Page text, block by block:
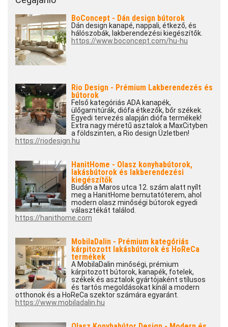
BoConcept - Dán design bútorok
Dán design kanapé, nappali, étkező, és
hálószobák, lakberendezési kiegészítők.
https://www.boconcept.com/hu-hu
Rio Design - Prémium Lakberendezés és
bútorok
Felső kategóriás ADA kanapék,
ülőgarnitúrák, diófa étkezők, bőr székek.
Egyedi tervezés alapján diófa termékek!
Extra nagy méretű asztalok a MaxCityben
a földszinten, a Rio design Üzletben!
https://riodesign.hu
HanitHome - Olasz konyhabútorok,
lakásbútorok és lakberendezési
kiegészítők
Budán a Maros utca 12. szám alatt nyílt
meg a HanitHome bemutatóterem, ahol
modern olasz minőségi bútorok egyedi
választékát találod.
https://hanithome.com
MobilaDalin - Prémium kategóriás
kárpitozott lakásbútorok és HoReCa
termékek
A MobilaDalin minőségi, prémium
kárpitozott bútorok, kanapék, fotelek,
székek és asztalok gyártójaként stílusos
és tartós megoldásokat kínál a modern
otthonok és a HoReCa szektor számára egyaránt.
https://www.mobiladalin.hu